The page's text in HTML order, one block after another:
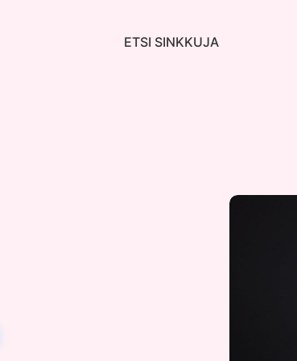
ETSI SINKKUJA